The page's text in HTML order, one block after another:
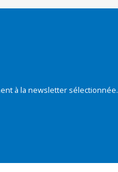
à la newsletter sélectionnée.